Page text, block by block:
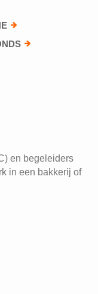
en begeleiders
in een bakkerij of